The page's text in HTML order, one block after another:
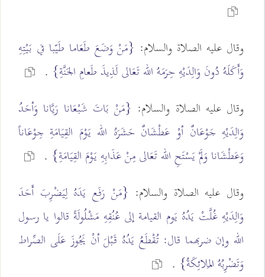
وقال عليه الصلاة والسلام: {مَنْ وَضَعَ طَعَاما طَيّبا في بَيْتِهِ
وَأَكَلَهُ دُونَ وَالِدَيْهِ حِرَمَهُ الله تَعَالى لَذِيذَ طَعامِ الجَنَّةِ} .
وقال عليه الصلاة والسلام: {مَنْ بَاتَ شَبْعَانا رَيَّانا وَأحَدُ
وَالِدَيْهِ جَوْعَانٌ أوْ عَطْشَانٌ حَشَرَهُ الله يَوْمَ القِيَامَةِ جِوْعَاناً
وَعَطْشَانا وَلَمْ يَسْتَحِ الله تَعَالى مِنْ عَذَابِهِ يَوْمَ القِيَامَةِ} .
وقال عليه الصلاة والسلام: {مَنْ رَفَع يَدَهُ لِيَضْرِبَ أَحَدَ
وَالِدَيْهِ غُلَّتْ يَدُهُ يَوم القيامة إلى عُنُقِهِ مَشْلُولَةً قالوا يا رسول
الله وإن ضربهما قال: تُقْطَعُ يَدُهُ قَبْلَ أنْ يَجُوزَ عَلَى الصِّراط
وَتَضْرِبُهُ المَلائِكَةُ} .